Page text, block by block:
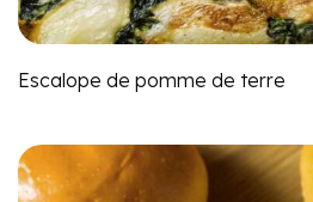
Escalope de pomme de terre